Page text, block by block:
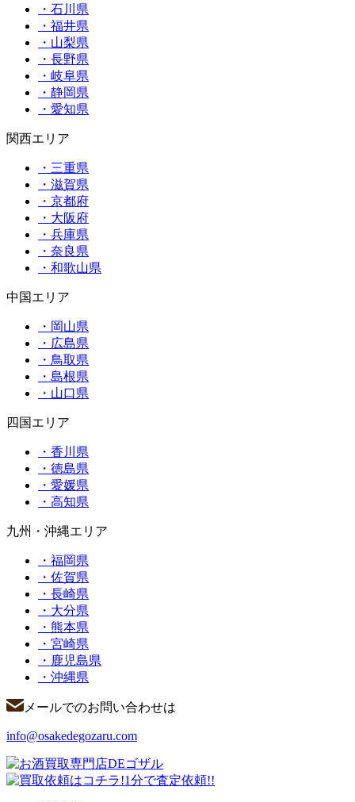
・石川県
・福井県
・山梨県
・長野県
・岐阜県
・静岡県
・愛知県
関西エリア
・三重県
・滋賀県
・京都府
・大阪府
・兵庫県
・奈良県
・和歌山県
中国エリア
・岡山県
・広島県
・鳥取県
・島根県
・山口県
四国エリア
・香川県
・徳島県
・愛媛県
・高知県
九州・沖縄エリア
・福岡県
・佐賀県
・長崎県
・大分県
・熊本県
・宮崎県
・鹿児島県
・沖縄県
メールでのお問い合わせは
info@osakedegozaru.com